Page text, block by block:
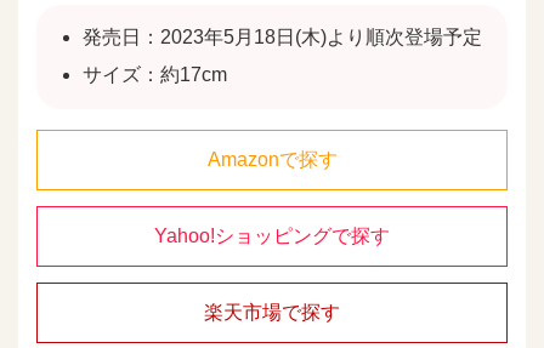
発売日：2023年5月18日(木)より順次登場予定
サイズ：約17cm
Amazonで探す
Yahoo!ショッピングで探す
楽天市場で探す